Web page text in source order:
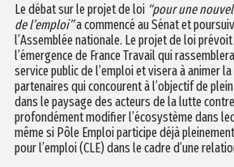
Le débat sur le projet de loi “pour une
de l’emploi”a commencé au Sénat et
l’Assemblée nationale. Le projet de loi
l’émergence de France Travail qui
service public de l’emploi et visera à animer
partenaires qui concourent à l’objectif de
dans le paysage des acteurs de la lutte
profondément modifier l’écosystème dans
même si Pôle Emploi participe déjà
pour l’emploi (CLE) dans le cadre d’une